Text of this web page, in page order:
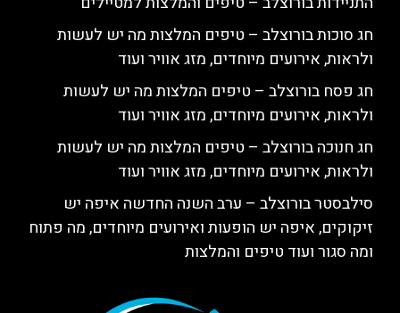
חג סוכות בורוצלב – טיפים המלצות מה יש לעשות
ולראות, אירועים מיוחדים, מזג אוויר ועוד
חג פסח בורוצלב – טיפים המלצות מה יש לעשות
ולראות, אירועים מיוחדים, מזג אוויר ועוד
חג חנוכה בורוצלב – טיפים המלצות מה יש לעשות
ולראות, אירועים מיוחדים, מזג אוויר ועוד
סילבסטר בורוצלב – ערב השנה החדשה איפה יש
זיקוקים, איפה יש הופעות ואירועים מיוחדים, מה פתוח
ומה סגור ועוד טיפים והמלצות